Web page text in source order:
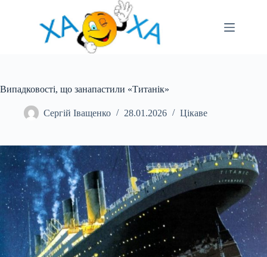
Випадковості, що занапастили «Титанік»
Сергій Іващенко 28.01.2026 Цікаве